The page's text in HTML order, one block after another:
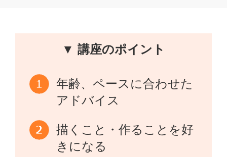
▼ 講座のポイント
年齢、ペースに合わせた
アドバイス
描くこと・作ることを好
きになる